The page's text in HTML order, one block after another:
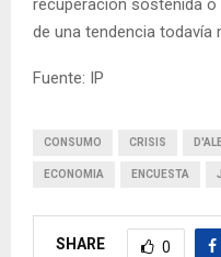
recuperación sostenida
de una tendencia todavía
Fuente: IP
CONSUMO CRISIS
ECONOMIA ENCUESTA
SHARE 0